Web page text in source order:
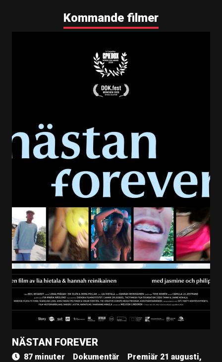
Kommande filmer
NÄSTAN FOREVER
87 minuter Dokumentär
Premiär 21 augusti,